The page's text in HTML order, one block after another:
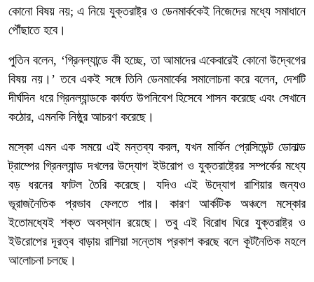
কোনো বিষয় নয়; এ নিয়ে যুক্তরাষ্ট্র ও ডেনমার্ককেই নিজেদের মধ্যে সমাধানে
পৌঁছাতে হবে।
পুতিন বলেন, ‘গ্রিনল্যান্ডে কী হচ্ছে, তা আমাদের একেবারেই কোনো উদ্বেগের
বিষয় নয়।’ তবে একই সঙ্গে তিনি ডেনমার্কের সমালোচনা করে বলেন, দেশটি
দীর্ঘদিন ধরে গ্রিনল্যান্ডকে কার্যত উপনিবেশ হিসেবে শাসন করেছে এবং সেখানে
কঠোর, এমনকি নিষ্ঠুর আচরণ করেছে।
মস্কো এমন এক সময়ে এই মন্তব্য করল, যখন মার্কিন প্রেসিডেন্ট ডোনাল্ড
ট্রাম্পের গ্রিনল্যান্ড দখলের উদ্যোগ ইউরোপ ও যুক্তরাষ্ট্রের সম্পর্কের মধ্যে
বড় ধরনের ফাটল তৈরি করেছে। যদিও এই উদ্যোগ রাশিয়ার জন্যও
ভূরাজনৈতিক প্রভাব ফেলতে পার। কারণ আর্কটিক অঞ্চলে মস্কোর
ইতোমধ্যেই শক্ত অবস্থান রয়েছে। তবু এই বিরোধ ঘিরে যুক্তরাষ্ট্র ও
ইউরোপের দূরত্ব বাড়ায় রাশিয়া সন্তোষ প্রকাশ করছে বলে কূটনৈতিক মহলে
আলোচনা চলছে।